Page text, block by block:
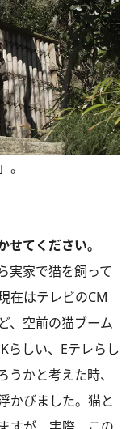
てください。
実家で猫を飼って
在はテレビのCM
、空前の猫ブーム
らしい、Eテレらし
かと考えた時、
かびました。猫と